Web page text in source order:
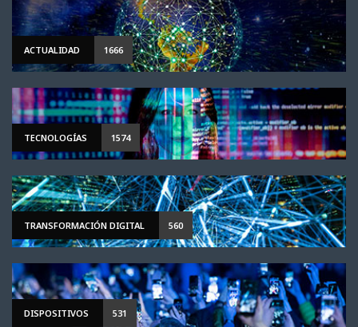
ACTUALIDAD 1666
TECNOLOGÍAS 1574
TRANSFORMACIÓN DIGITAL 560
DISPOSITIVOS 531